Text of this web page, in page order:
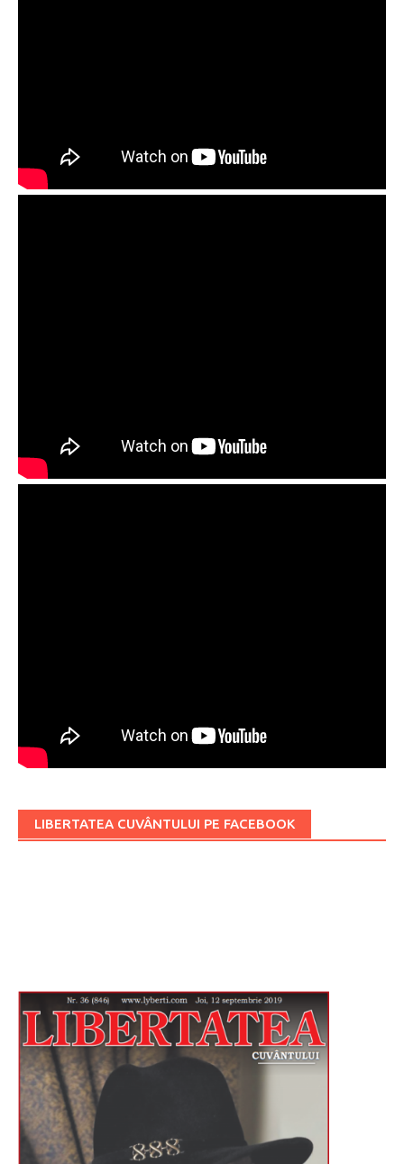
LIBERTATEA CUVÂNTULUI PE FACEBOOK